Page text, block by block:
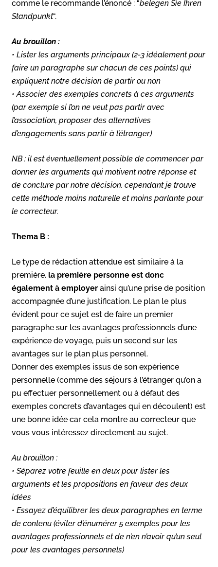
comme le recommande l’énoncé : “belegen Sie Ihren
Standpunkt“.
Au brouillon :
• Lister les arguments principaux (2-3 idéalement pour
faire un paragraphe sur chacun de ces points) qui
expliquent notre décision de partir ou non
• Associer des exemples concrets à ces arguments
(par exemple si l’on ne veut pas partir avec
l’association, proposer des alternatives
d’engagements sans partir à l’étranger)
NB : il est éventuellement possible de commencer par
donner les arguments qui motivent notre réponse et
de conclure par notre décision, cependant je trouve
cette méthode moins naturelle et moins parlante pour
le correcteur.
Thema B :
Le type de rédaction attendue est similaire à la
première, la première personne est donc
également à employer ainsi qu’une prise de position
accompagnée d’une justification. Le plan le plus
évident pour ce sujet est de faire un premier
paragraphe sur les avantages professionnels d’une
expérience de voyage, puis un second sur les
avantages sur le plan plus personnel.
Donner des exemples issus de son expérience
personnelle (comme des séjours à l’étranger qu’on a
pu effectuer personnellement ou à défaut des
exemples concrets d’avantages qui en découlent) est
une bonne idée car cela montre au correcteur que
vous vous intéressez directement au sujet.
Au brouillon :
• Séparez votre feuille en deux pour lister les
arguments et les propositions en faveur des deux
idées
• Essayez d’équilibrer les deux paragraphes en terme
de contenu (éviter d’énumérer 5 exemples pour les
avantages professionnels et de n’en n’avoir qu’un seul
pour les avantages personnels)